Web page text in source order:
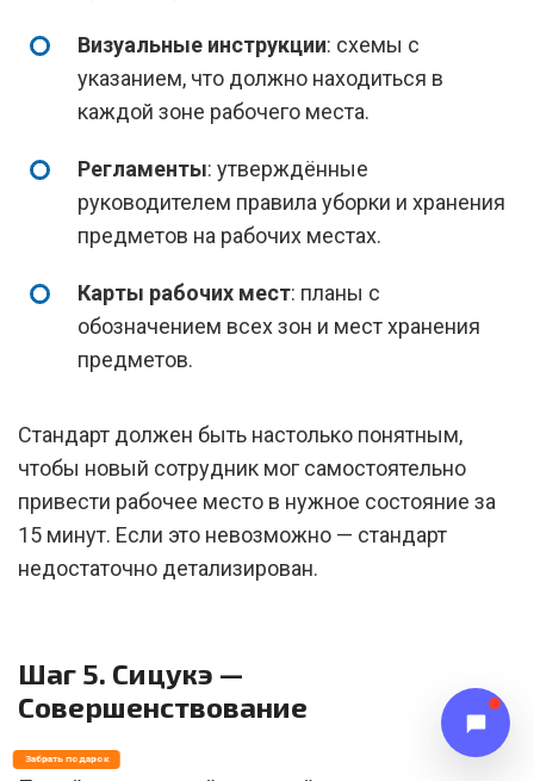
Визуальные инструкции: схемы с
указанием, что должно находиться в
каждой зоне рабочего места.
Регламенты: утверждённые
руководителем правила уборки и хранения
предметов на рабочих местах.
Карты рабочих мест: планы с
обозначением всех зон и мест хранения
предметов.
Стандарт должен быть настолько понятным,
чтобы новый сотрудник мог самостоятельно
привести рабочее место в нужное состояние за
15 минут. Если это невозможно — стандарт
недостаточно детализирован.
Шаг 5. Сицукэ —
Совершенствование
Забрать подарок